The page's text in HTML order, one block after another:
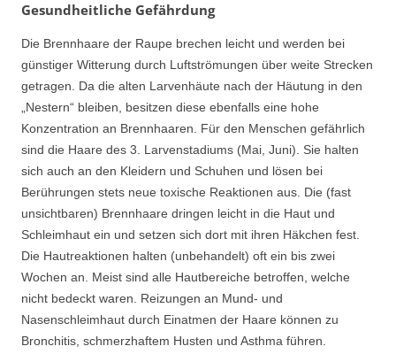
Gesundheitliche Gefährdung
Die Brennhaare der Raupe brechen leicht und werden bei
günstiger Witterung durch Luftströmungen über weite Strecken
getragen. Da die alten Larvenhäute nach der Häutung in den
„Nestern“ bleiben, besitzen diese ebenfalls eine hohe
Konzentration an Brennhaaren. Für den Menschen gefährlich
sind die Haare des 3. Larvenstadiums (Mai, Juni). Sie halten
sich auch an den Kleidern und Schuhen und lösen bei
Berührungen stets neue toxische Reaktionen aus. Die (fast
unsichtbaren) Brennhaare dringen leicht in die Haut und
Schleimhaut ein und setzen sich dort mit ihren Häkchen fest.
Die Hautreaktionen halten (unbehandelt) oft ein bis zwei
Wochen an. Meist sind alle Hautbereiche betroffen, welche
nicht bedeckt waren. Reizungen an Mund- und
Nasenschleimhaut durch Einatmen der Haare können zu
Bronchitis, schmerzhaftem Husten und Asthma führen.